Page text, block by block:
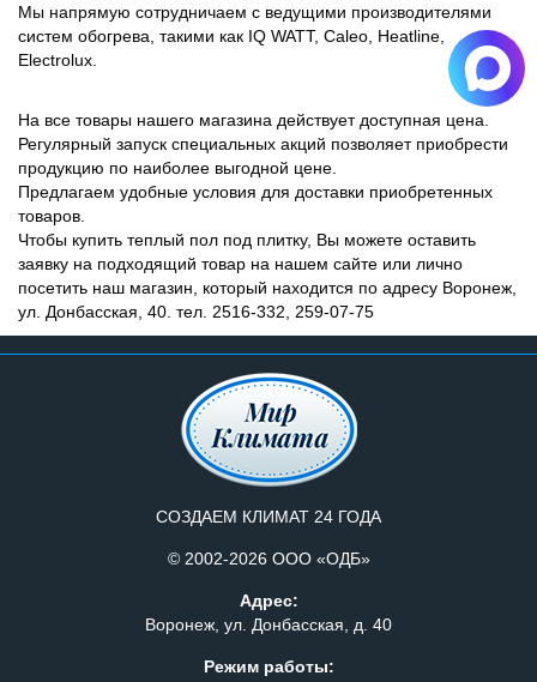
Мы напрямую сотрудничаем с ведущими производителями
систем обогрева такими как IQ WATT, Caleo Heatline
Electrolux
На все товары нашего магазина действует доступная цена
Регулярный запуск специальных акций позволяет приобрести
продукцию по наиболее выгодной цене
Предлагаем удобные условия для доставки приобретенных
товаров
Чтобы купить теплый пол под плитку, Вы можете оставить
заявку на подходящий товар на нашем сайте или лично
посетить наш магазин который находится по адресу Воронеж
ул Донбасская 40 . тел. 2516-332, 259-07-75
СОЗДАЕМ КЛИМАТ 24 ГОДА
© 2002-2026 ООО «ОДБ»
Адрес:
Воронеж, ул. Донбасская, д. 40
Режим работы: